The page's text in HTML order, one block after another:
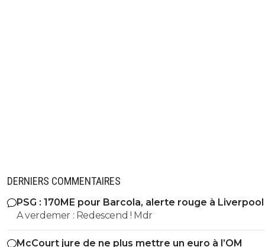
DERNIERS COMMENTAIRES
PSG : 170ME pour Barcola, alerte rouge à Liverpool
A verdemer : Redescend ! Mdr
McCourt jure de ne plus mettre un euro à l’OM